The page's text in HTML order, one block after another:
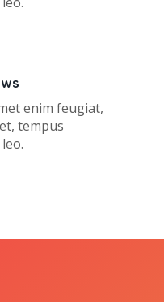
enim feugiat,
tempus